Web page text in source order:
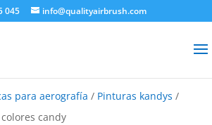
045 info@qualityairbrush.com
para aerografía / Pinturas kandys /
candy